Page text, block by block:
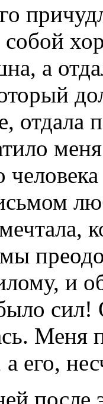
а
отдала
и
Меня
а его,
после